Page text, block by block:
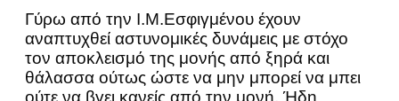
Γύρω από την Ι.Μ.Εσφιγμένου έχουν
αναπτυχθεί αστυνομικές δυνάμεις με στόχο
τον αποκλεισμό της μονής από ξηρά και
θάλασσα ούτως ώστε να μην μπορεί να μπει